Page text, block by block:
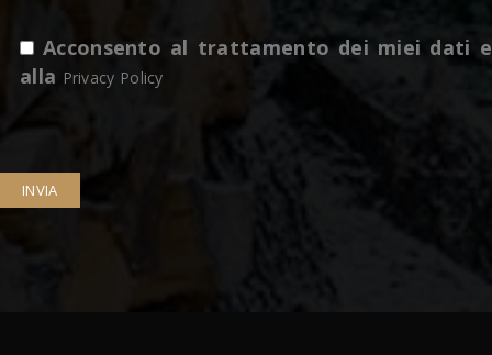
Acconsento al trattamento dei miei dati e
alla Privacy Policy